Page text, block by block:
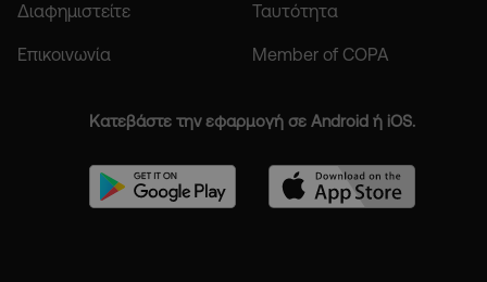
Διαφημιστείτε Ταυτότητα
Επικοινωνία Member of COPA
Κατεβάστε την εφαρμογή σε Android ή iOS.